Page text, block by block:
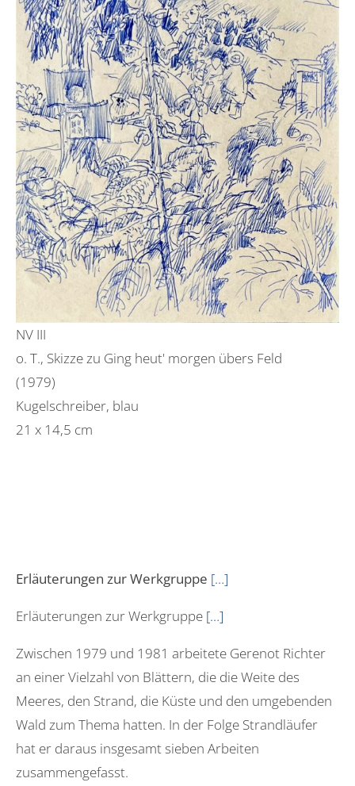
NV III
o. T., Skizze zu Ging heut' morgen übers Feld
(1979)
Kugelschreiber, blau
21 x 14,5 cm
Erläuterungen zur Werkgruppe […]
Erläuterungen zur Werkgruppe […]
Zwischen 1979 und 1981 arbeitete Gerenot Richter
an einer Vielzahl von Blättern, die die Weite des
Meeres, den Strand, die Küste und den umgebenden
Wald zum Thema hatten. In der Folge Strandläufer
hat er daraus insgesamt sieben Arbeiten
zusammengefasst.